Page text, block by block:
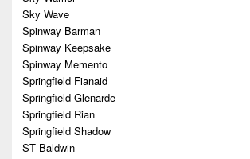
Sky Wave
Spinway Barman
Spinway Keepsake
Spinway Memento
Springfield Fianaid
Springfield Glenarde
Springfield Rian
Springfield Shadow
ST Baldwin